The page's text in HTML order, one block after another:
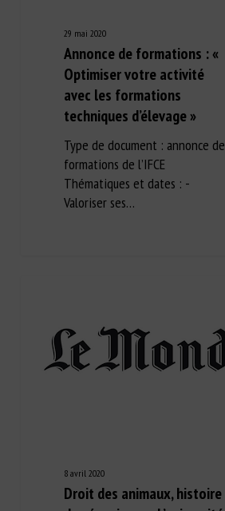
29 mai 2020
Annonce de formations : «
Optimiser votre activité
avec les formations
techniques d’élevage »
Type de document : annonce de
formations de l’IFCE
Thématiques et dates : -
Valoriser ses…
8 avril 2020
Droit des animaux, histoire